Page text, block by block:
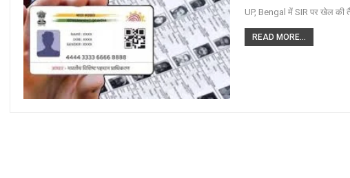
UP, Bengal में SIR पर खेल की
READ MORE...